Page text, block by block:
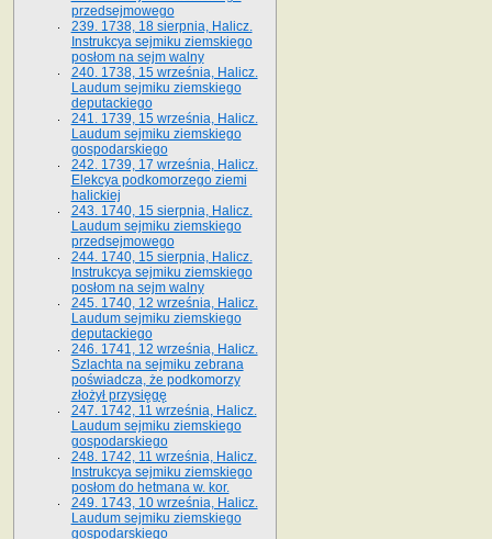
przedsejmowego
239. 1738, 18 sierpnia, Halicz.
Instrukcya sejmiku ziemskiego
posłom na sejm walny
240. 1738, 15 września, Halicz.
Laudum sejmiku ziemskiego
deputackiego
241. 1739, 15 września, Halicz.
Laudum sejmiku ziemskiego
gospodarskiego
242. 1739, 17 września, Halicz.
Elekcya podkomorzego ziemi
halickiej
243. 1740, 15 sierpnia, Halicz.
Laudum sejmiku ziemskiego
przedsejmowego
244. 1740, 15 sierpnia, Halicz.
Instrukcya sejmiku ziemskiego
posłom na sejm walny
245. 1740, 12 września, Halicz.
Laudum sejmiku ziemskiego
deputackiego
246. 1741, 12 września, Halicz.
Szlachta na sejmiku zebrana
poświadcza, że podkomorzy
złożył przysięgę
247. 1742, 11 września, Halicz.
Laudum sejmiku ziemskiego
gospodarskiego
248. 1742, 11 września, Halicz.
Instrukcya sejmiku ziemskiego
posłom do hetmana w. kor.
249. 1743, 10 września, Halicz.
Laudum sejmiku ziemskiego
gospodarskiego